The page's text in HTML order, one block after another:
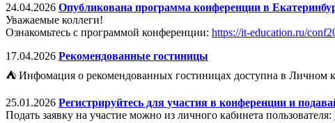
24.04.2026 Опубликована программа конференции в
Уважаемые коллеги!
Ознакомьтесь с программой конференции: https://it-education.ru/
17.04.2026 Рекомендованные гостиницы
⛺ Инфомация о рекомендованных гостиницах доступна в Личном
25.01.2026 Регистрируйтесь для участия в конференции и
Подать заявку на участие можно из личного кабинета пользователя: